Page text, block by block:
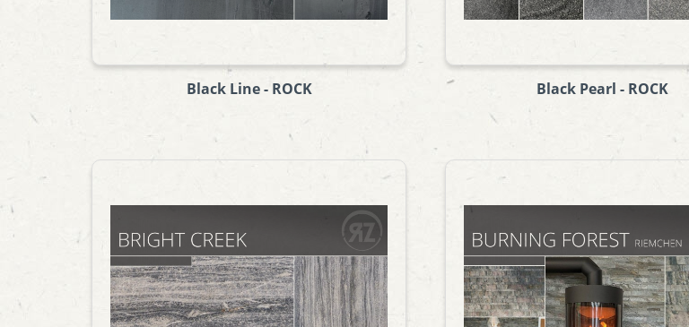
Black Line - ROCK Black Pearl - ROCK